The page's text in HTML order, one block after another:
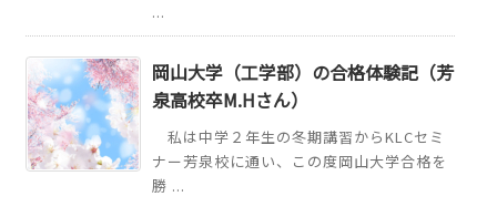
...
岡山大学（工学部）の合格体験記（芳
泉高校卒M.Hさん）
私は中学２年生の冬期講習からKLCセミ
ナー芳泉校に通い、この度岡山大学合格を
勝 ...